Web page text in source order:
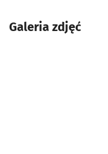
Galeria zdjęć